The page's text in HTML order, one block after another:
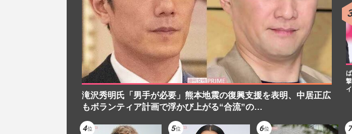
滝沢秀明氏「男手が必要」熊本地震の復興支援を表明、中居正広
もボランティア計画で浮かび上がる“合流”の…